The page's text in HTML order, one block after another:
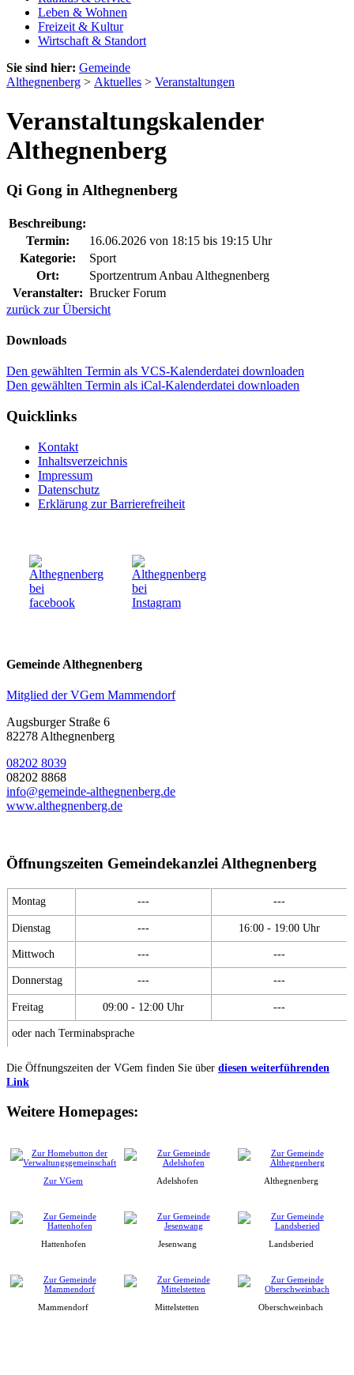
Leben & Wohnen
Freizeit & Kultur
Wirtschaft & Standort
Sie sind hier: Gemeinde
Althegnenberg > Aktuelles > Veranstaltungen
Veranstaltungskalender
Althegnenberg
Qi Gong in Althegnenberg
Beschreibung:
Termin:
16.06.2026 von 18:15 bis 19:15 Uhr
Kategorie:
Sport
Ort:
Sportzentrum Anbau Althegnenberg
Veranstalter: Brucker Forum
zurück zur Übersicht
Downloads
Den gewählten Termin als VCS-Kalenderdatei downloaden
Den gewählten Termin als iCal-Kalenderdatei downloaden
Quicklinks
Kontakt
Inhaltsverzeichnis
Impressum
Datenschutz
Erklärung zur Barrierefreiheit
Gemeinde Althegnenberg
Mitglied der VGem Mammendorf
Augsburger Straße 6
82278 Althegnenberg
08202 8039
08202 8868
info@gemeinde-althegnenberg.de
www.althegnenberg.de
Öffnungszeiten Gemeindekanzlei Althegnenberg
Montag --- ---
Dienstag --- 16:00 - 19:00 Uhr
Mittwoch --- ---
Donnerstag --- ---
Freitag 09:00 - 12:00 Uhr ---
oder nach Terminabsprache
Die Öffnungszeiten der VGem finden Sie über diesen weiterführenden
Link
Weitere Homepages:
Zur VGem Adelshofen Althegnenberg
Hattenhofen Jesenwang Landsberied
Mammendorf Mittelstetten Oberschweinbach